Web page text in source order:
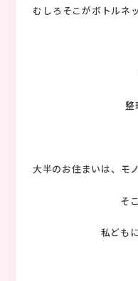
むしろそこがボトルネ
整
大半のお住まいは、モ
そ
私ども